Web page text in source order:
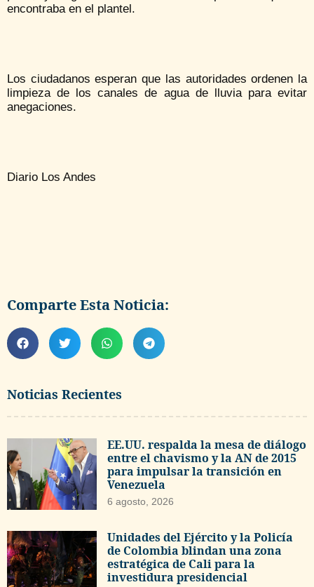
Noticias Recientes
EE.UU. respalda la mesa de diálogo
entre el chavismo y la AN de 2015
para impulsar la transición en
Venezuela
6 agosto, 2026
Unidades del Ejército y la Policía
de Colombia blindan una zona
estratégica de Cali para la
investidura presidencial
encontraba en el plantel.
Los ciudadanos esperan que las autoridades ordenen la
limpieza de los canales de agua de lluvia para evitar
anegaciones.
Diario Los Andes
Comparte Esta Noticia: